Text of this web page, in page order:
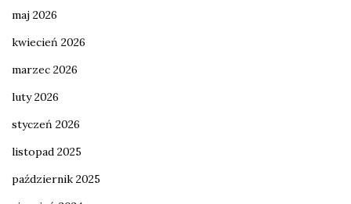
maj 2026
kwiecień 2026
marzec 2026
luty 2026
styczeń 2026
listopad 2025
październik 2025